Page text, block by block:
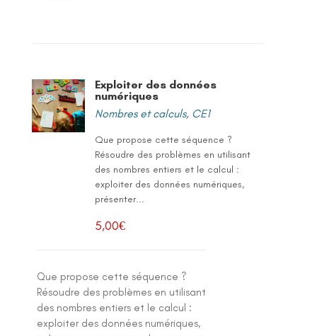
Exploiter des données
numériques
Nombres et calculs, CE1
Que propose cette séquence ?
Résoudre des problèmes en utilisant
des nombres entiers et le calcul :
exploiter des données numériques,
présenter...
5,00€
Que propose cette séquence ?
Résoudre des problèmes en utilisant
des nombres entiers et le calcul :
exploiter des données numériques,